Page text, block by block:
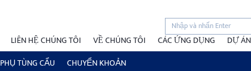
LIÊN HỆ CHÚNG TÔI VỀ CHÚNG TÔI CÁC ỨNG DỤNG DỰ ÁN
PHỤ TÙNG CẨU CHUYỂN KHOẢN